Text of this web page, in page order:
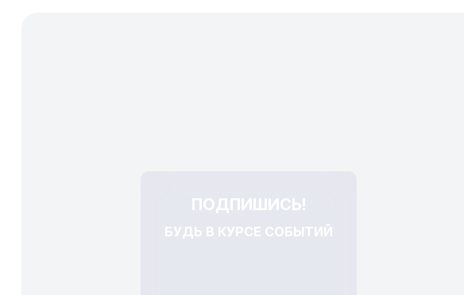
ПОДПИШИСЬ!
БУДЬ В КУРСЕ СОБЫТИЙ